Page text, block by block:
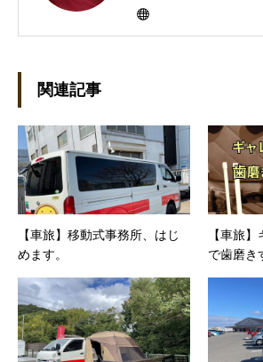
にHP100LXと出会ったの
制作。プライベートでは
一期修了生として「哲学
話人、2020年以降は「な
カフェの世話人を務める
関連記事
【車旅】移動式事務所、はじ
めます。
【車旅
で歯磨き